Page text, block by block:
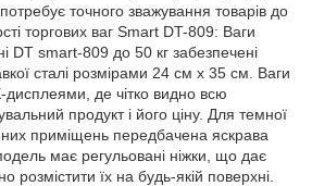
потребує точного зважування товарів до
торгових ваг Smart DT-809: Ваги
DT smart-809 до 50 кг забезпечені
сталі розмірами 24 см x 35 см. Ваги
дисплеями, де чітко видно всю
продукт і його ціну. Для темної
приміщень передбачена яскрава
має регульовані ніжки, що дає
розмістити їх на будь-якій поверхні.